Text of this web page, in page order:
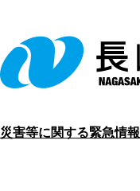
災害等に関する緊急情報